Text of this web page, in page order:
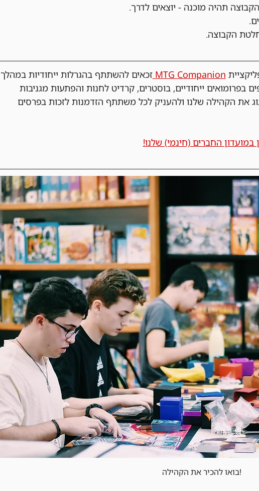
תהיה מוכנה - יוצאים לדרך.
MTG Companion זכאים להשתתף בהגרלות ייחודיות במהלך
בפרומואים ייחודיים, בוסטרים, קרדיט לחנות והפתעות מגניבות
את הקהילה שלנו ולהעניק לכל משתתף הזדמנות לזכות בפרסים
במועדון החברים (חינמי) שלנו!
בואו להכיר את הקהילה!